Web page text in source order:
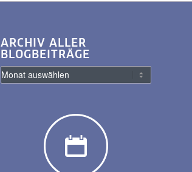
ARCHIV ALLER
BLOGBEITRÄGE